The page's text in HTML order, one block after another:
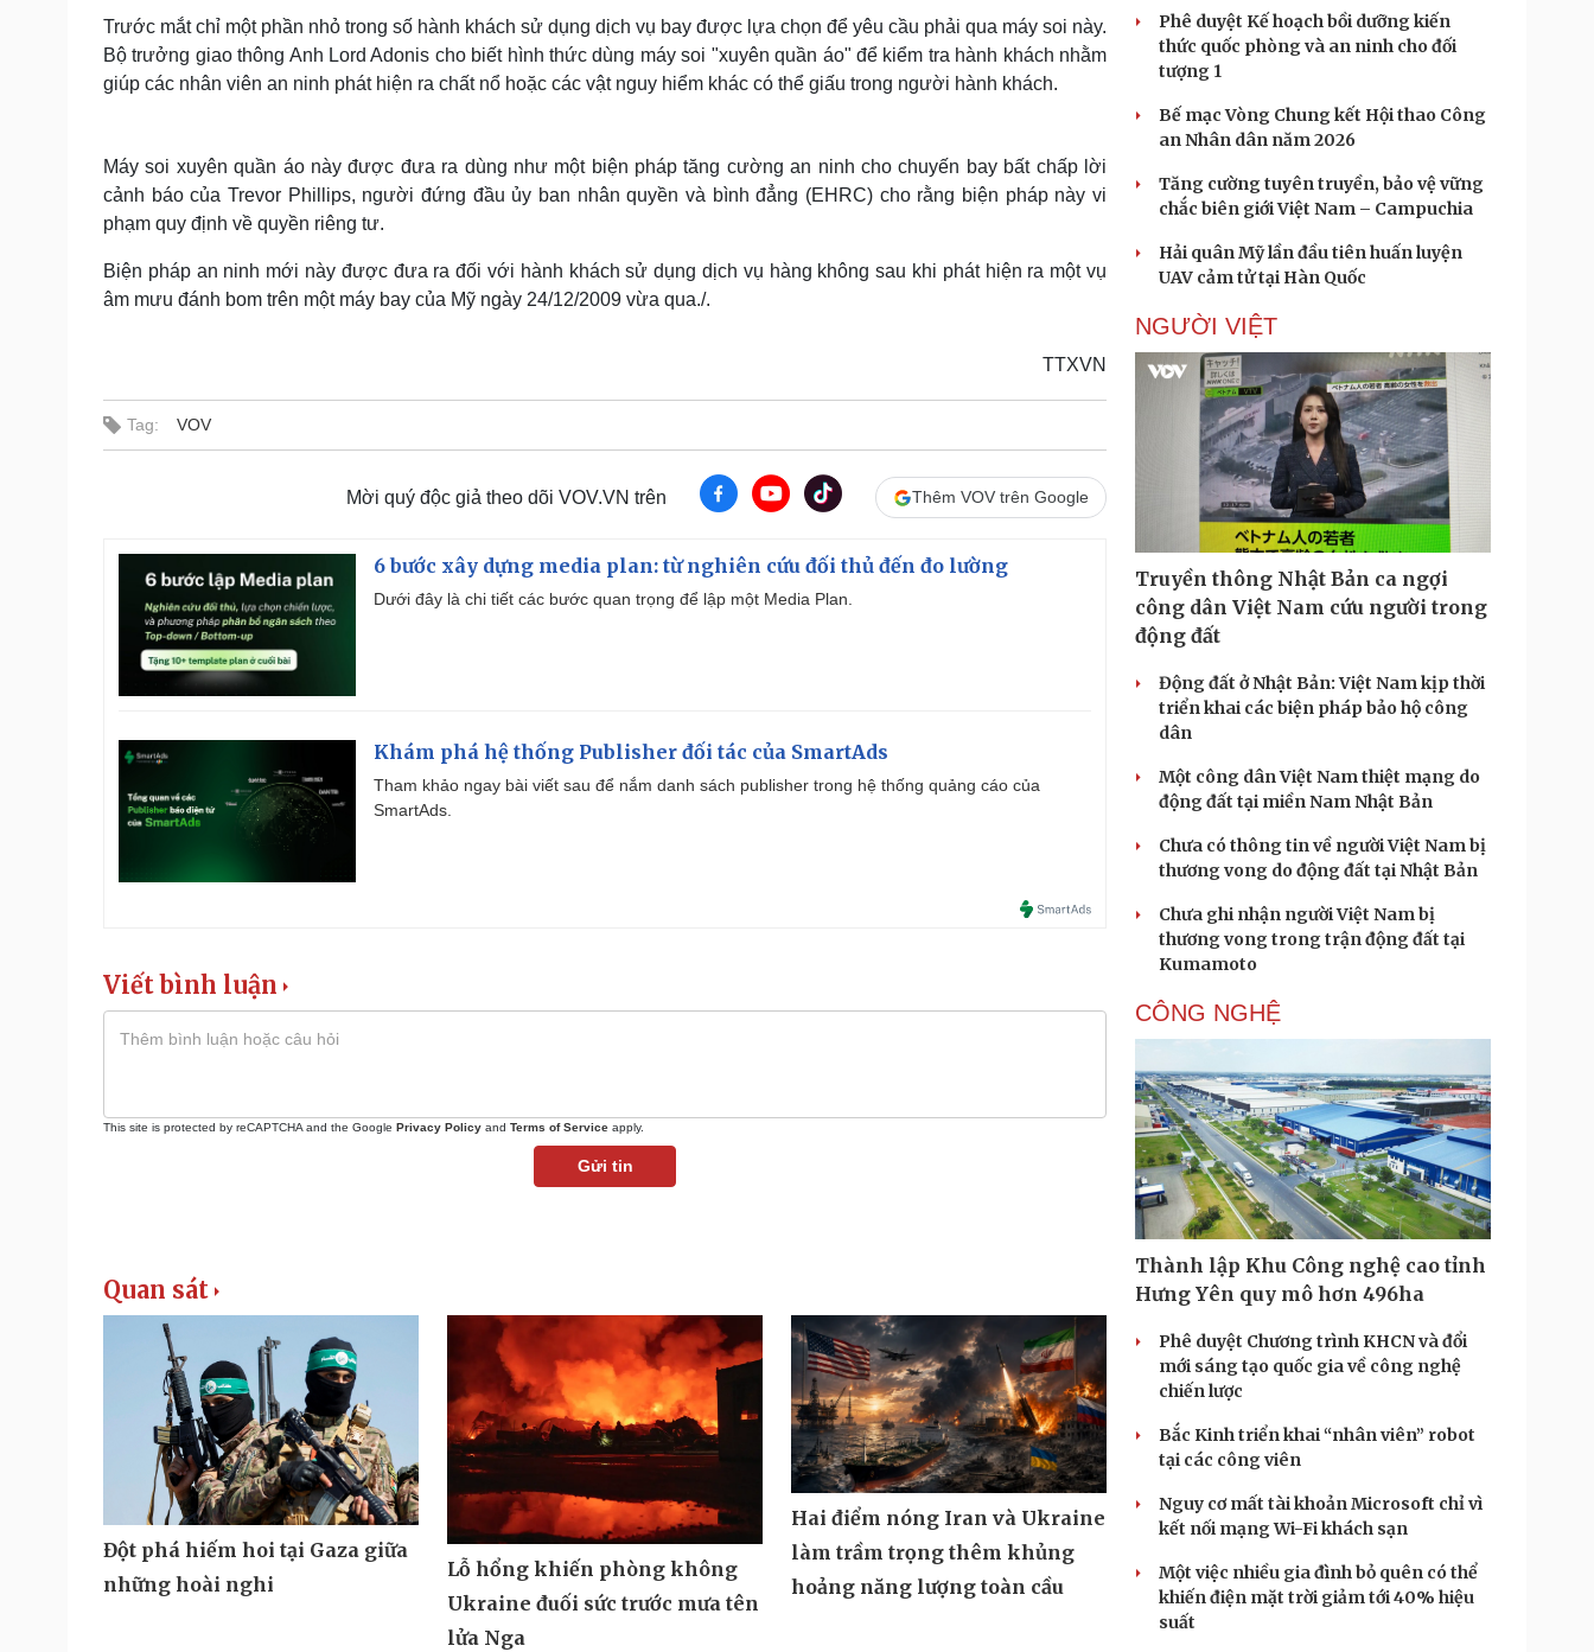
Nhi khoa
Nam khoa
Làm đẹp - giảm cân
Di sản
Cửa sổ tình yêu
Kể chuyện cho bé
Hạt giống tâm hồn
Cải chính
Trước mắt chỉ một phần nhỏ trong số hành khách sử dụng dịch vụ bay được lựa chọn để yêu cầu phải qua máy soi này.
Bộ trưởng giao thông Anh Lord Adonis cho biết hình thức dùng máy soi "xuyên quần áo" để kiểm tra hành khách nhằm
giúp các nhân viên an ninh phát hiện ra chất nổ hoặc các vật nguy hiểm khác có thể giấu trong người hành khách.
Máy soi xuyên quần áo này được đưa ra dùng như một biện pháp tăng cường an ninh cho chuyến bay bất chấp lời
cảnh báo của Trevor Phillips, người đứng đầu ủy ban nhân quyền và bình đẳng (EHRC) cho rằng biện pháp này vi
phạm quy định về quyền riêng tư.
Biện pháp an ninh mới này được đưa ra đối với hành khách sử dụng dịch vụ hàng không sau khi phát hiện ra một vụ
âm mưu đánh bom trên một máy bay của Mỹ ngày 24/12/2009 vừa qua./.
TTXVN
Tag: VOV
Mời quý độc giả theo dõi VOV.VN trên Thêm VOV trên Google
6 bước xây dựng media plan: từ nghiên cứu đối thủ đến đo lường
Dưới đây là chi tiết các bước quan trọng để lập một Media Plan.
Khám phá hệ thống Publisher đối tác của SmartAds
Tham khảo ngay bài viết sau để nắm danh sách publisher trong hệ thống quảng cáo của
SmartAds.
Viết bình luận
This site is protected by reCAPTCHA and the Google Privacy Policy and Terms of Service apply.
Gửi tin
Quan sát
Đột phá hiếm hoi tại Gaza giữa
những hoài nghi
Lỗ hổng khiến phòng không
Ukraine đuối sức trước mưa tên
lửa Nga
Hai điểm nóng Iran và Ukraine
làm trầm trọng thêm khủng
hoảng năng lượng toàn cầu
Phê duyệt Kế hoạch bồi dưỡng kiến
thức quốc phòng và an ninh cho đối
tượng 1
Bế mạc Vòng Chung kết Hội thao Công
an Nhân dân năm 2026
Tăng cường tuyên truyền, bảo vệ vững
chắc biên giới Việt Nam – Campuchia
Hải quân Mỹ lần đầu tiên huấn luyện
UAV cảm tử tại Hàn Quốc
NGƯỜI VIỆT
Truyền thông Nhật Bản ca ngợi
công dân Việt Nam cứu người trong
động đất
Động đất ở Nhật Bản: Việt Nam kịp thời
triển khai các biện pháp bảo hộ công
dân
Một công dân Việt Nam thiệt mạng do
động đất tại miền Nam Nhật Bản
Chưa có thông tin về người Việt Nam bị
thương vong do động đất tại Nhật Bản
Chưa ghi nhận người Việt Nam bị
thương vong trong trận động đất tại
Kumamoto
CÔNG NGHỆ
Thành lập Khu Công nghệ cao tỉnh
Hưng Yên quy mô hơn 496ha
Phê duyệt Chương trình KHCN và đổi
mới sáng tạo quốc gia về công nghệ
chiến lược
Bắc Kinh triển khai “nhân viên” robot
tại các công viên
Nguy cơ mất tài khoản Microsoft chỉ vì
kết nối mạng Wi-Fi khách sạn
Một việc nhiều gia đình bỏ quên có thể
khiến điện mặt trời giảm tới 40% hiệu
suất